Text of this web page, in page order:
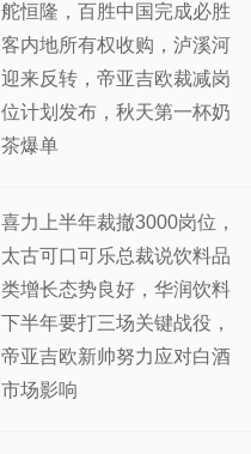
舵恒隆，百胜中国完成必胜
客内地所有权收购，泸溪河
迎来反转，帝亚吉欧裁减岗
位计划发布，秋天第一杯奶
茶爆单
喜力上半年裁撤3000岗位，
太古可口可乐总裁说饮料品
类增长态势良好，华润饮料
下半年要打三场关键战役，
帝亚吉欧新帅努力应对白酒
市场影响